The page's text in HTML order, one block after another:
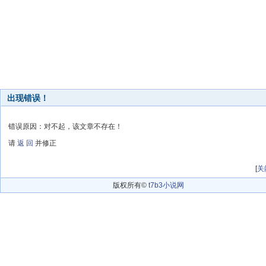
出现错误！
错误原因：对不起，该文章不存在！
请 返 回 并修正
[关
版权所有© t7b3小说网